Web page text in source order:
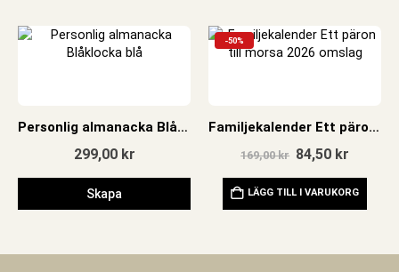
Personlig almanacka Blåklocka blå
299,00 kr
Skapa
-50%
Familjekalender Ett päron till morsa 2026
169,00kr Det
priset
var:
169,00 kr.
84,50 krDet
priset
är:
84,50
LÄGG TILL I VARUKORG